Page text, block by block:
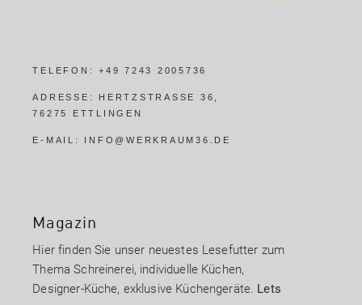
TELEFON:+49 7243 2005736
ADRESSE: HERTZSTRASSE 36,
76275 ETTLINGEN
E-MAIL: INFO@WERKRAUM36.DE
Magazin
Hier finden Sie unser neuestes Lesefutter zum
Thema Schreinerei, individuelle Küchen,
Designer-Küche, exklusive Küchengeräte. Lets